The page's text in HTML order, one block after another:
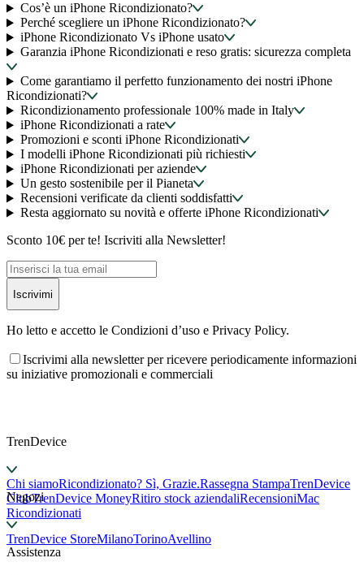
Cos’è un iPhone Ricondizionato?
Perché scegliere un iPhone Ricondizionato?
iPhone Ricondizionato Vs iPhone usato
Garanzia iPhone Ricondizionati e reso gratis: sicurezza completa
Come garantiamo il perfetto funzionamento dei nostri iPhone
Ricondizionati?
Ricondizionamento professionale 100% made in Italy
iPhone Ricondizionati a rate
Promozioni e sconti iPhone Ricondizionati
I modelli iPhone Ricondizionati più richiesti
iPhone Ricondizionati per aziende
Un gesto sostenibile per il Pianeta
Recensioni verificate da clienti soddisfatti
Resta aggiornato su novità e offerte iPhone Ricondizionati
Sconto 10€ per te! Iscriviti alla Newsletter!
Iscrivimi
Ho letto e accetto le Condizioni d’uso e Privacy Policy.
Iscrivimi alla newsletter per ricevere periodicamente informazioni
su iniziative promozionali e commerciali
TrenDevice
Chi siamoRicondizionato? Sì, Grazie.Rassegna StampaTrenDevice
ClubTrenDevice MoneyRitiro stock aziendaliRecensioniMac
Ricondizionati
Negozi
TrenDevice StoreMilanoTorinoAvellino
Assistenza